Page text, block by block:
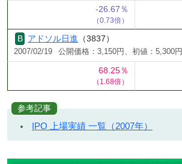
-26.67％
（0.73倍）
アドソル日進 （3837）
2007/02/19 公開価格：3,150円、初値：5,300円
68.25％
（1.68倍）
参考記事
IPO 上場実績 一覧（2007年）